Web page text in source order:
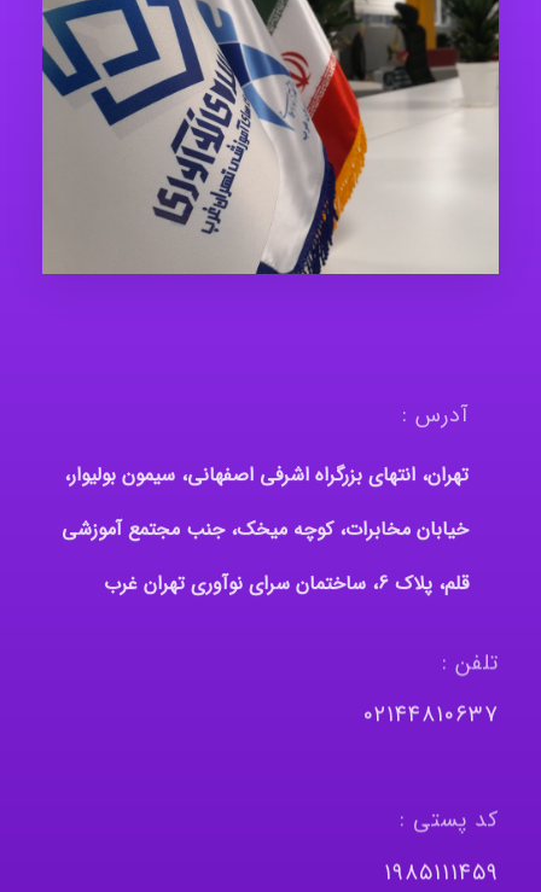
آدرس :
تهران، انتهای بزرگراه اشرفی اصفهانی، سیمون بولیوار،
خیابان مخابرات، کوچه میخک، جنب مجتمع آموزشی
قلم، پلاک 6، ساختمان سرای نوآوری تهران غرب
تلفن :
٠٢١٤٤٨١٠٦٣٧
کد پستی :
١٩٨٥١١١٤٥٩